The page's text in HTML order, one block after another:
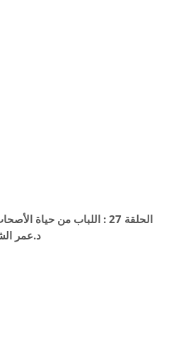
الحلقة 27 : اللباب من
د.عمر